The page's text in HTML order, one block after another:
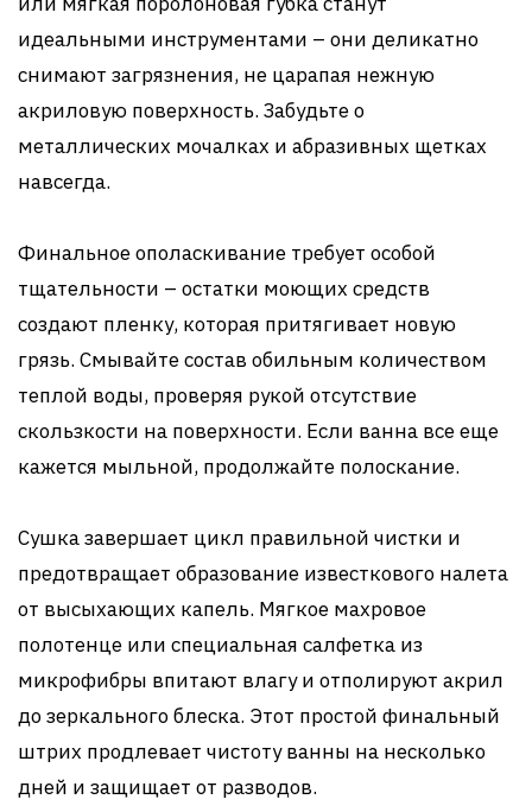
идеальными инструментами – они деликатно
снимают загрязнения, не царапая нежную
акриловую поверхность. Забудьте о
металлических мочалках и абразивных щетках
навсегда.
Финальное ополаскивание требует особой
тщательности – остатки моющих средств
создают пленку, которая притягивает новую
грязь. Смывайте состав обильным количеством
теплой воды, проверяя рукой отсутствие
скользкости на поверхности. Если ванна все еще
кажется мыльной, продолжайте полоскание.
Сушка завершает цикл правильной чистки и
предотвращает образование известкового налета
от высыхающих капель. Мягкое махровое
полотенце или специальная салфетка из
микрофибры впитают влагу и отполируют акрил
до зеркального блеска. Этот простой финальный
штрих продлевает чистоту ванны на несколько
дней и защищает от разводов.